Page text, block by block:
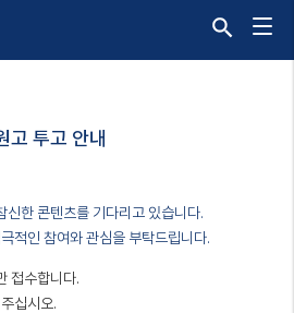
고 투고 안내
신한 콘텐츠를 기다리고 있습니다.
적인 참여와 관심을 부탁드립니다.
접수합니다.
십시오.